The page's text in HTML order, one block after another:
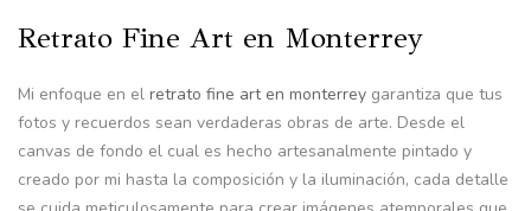
Retrato Fine Art en Monterrey
Mi enfoque en el retrato fine art en monterrey garantiza que tus
fotos y recuerdos sean verdaderas obras de arte. Desde el
canvas de fondo el cual es hecho artesanalmente pintado y
creado por mi hasta la composición y la iluminación, cada detalle